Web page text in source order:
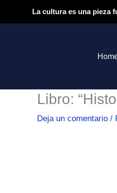
La cultura es una pieza
Libro:
Deja un comentario /